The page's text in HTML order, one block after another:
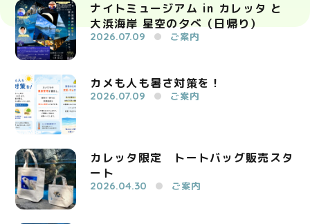
ナイトミュージアム in カレッタ と
大浜海岸 星空の夕べ（日帰り）
2026.07.09 ご案内
カメも人も暑さ対策を！
2026.07.09 ご案内
カレッタ限定 トートバッグ販売スタ
ート
2026.04.30 ご案内